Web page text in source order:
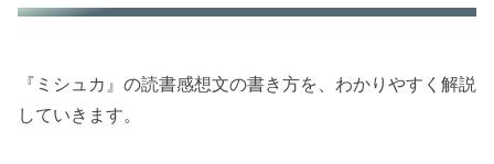
『ミシュカ』の読書感想文の書き方を、わかりやすく解説
していきます。